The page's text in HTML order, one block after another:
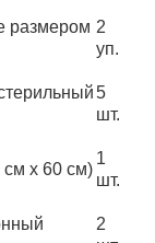
размером 2
уп.
5
шт.
х 60 см)
1
шт.
2